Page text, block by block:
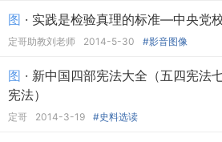
图 · 实践是检验真理的标准—中央党
定哥助教刘老师 2014-5-30 #影音图像
图 · 新中国四部宪法大全（五四宪法
宪法）
定哥 2014-3-19 #史料选读